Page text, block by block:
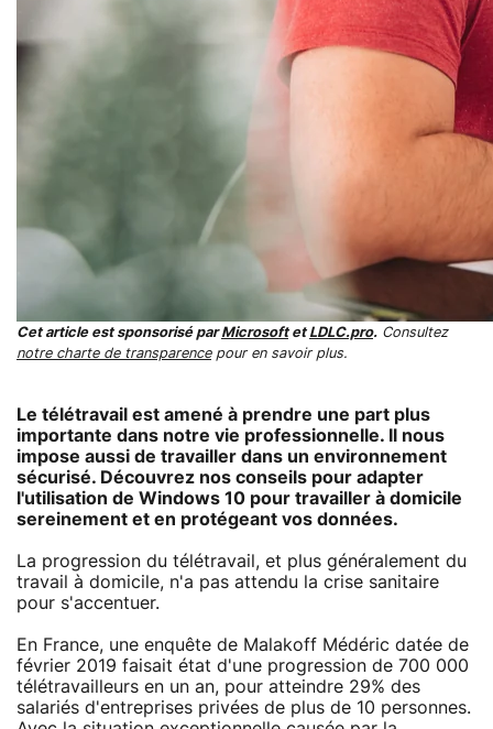
Cet article est sponsorisé parMicrosoftetLDLC.pro. Consultez
notre charte de transparencepour en savoir plus.
Le télétravail est amené à prendre une part plus
importante dans notre vie professionnelle. Il nous
impose aussi de travailler dans un environnement
sécurisé. Découvrez nos conseils pour adapter
l'utilisation de Windows 10 pour travailler à domicile
sereinement et en protégeant vos données.
La progression du télétravail, et plus généralement du
travail à domicile, n'a pas attendu la crise sanitaire
pour s'accentuer.
En France, une enquête de Malakoff Médéric datée de
février 2019 faisait état d'une progression de 700 000
télétravailleurs en un an, pour atteindre 29% des
salariés d'entreprises privées de plus de 10 personnes.